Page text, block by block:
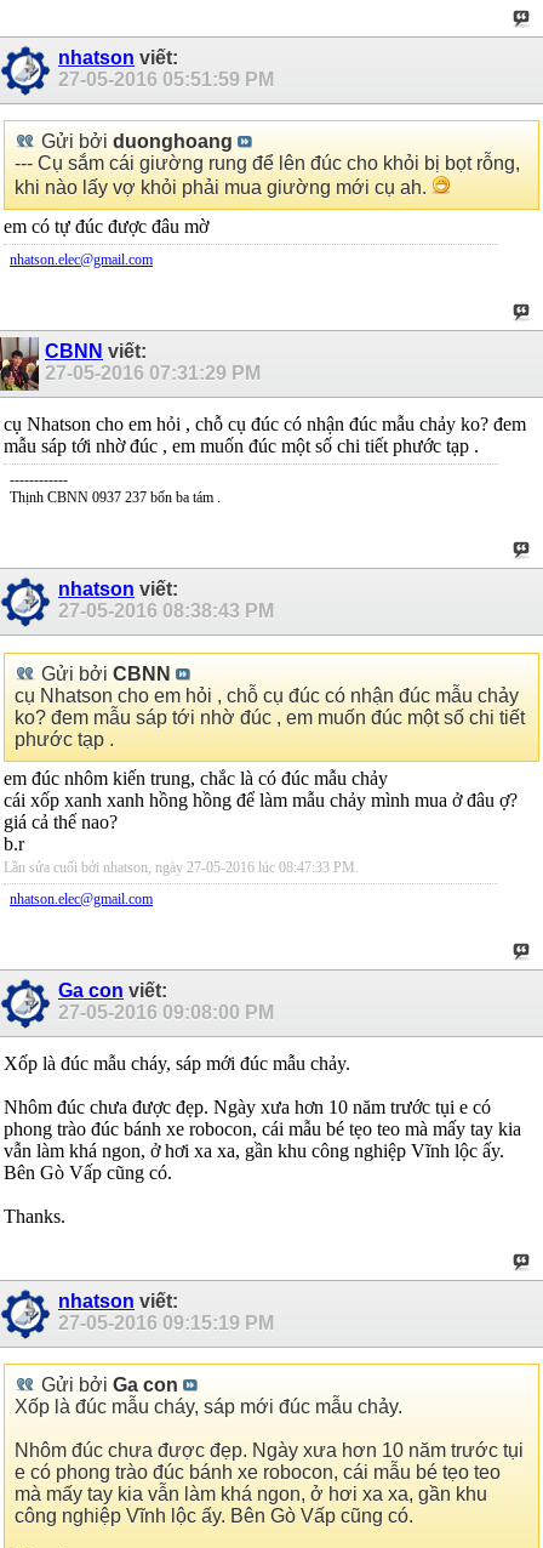
nhatson viết:
27-05-2016 05:51:59 PM
Gửi bởi duonghoang
--- Cụ sắm cái giường rung để lên đúc cho khỏi bị bọt rỗng,
khi nào lấy vợ khỏi phải mua giường mới cụ ah.
em có tự đúc được đâu mờ
nhatson.elec@gmail.com
CBNN viết:
27-05-2016 07:31:29 PM
cụ Nhatson cho em hỏi , chỗ cụ đúc có nhận đúc mẫu chảy ko? đem
mẫu sáp tới nhờ đúc , em muốn đúc một số chi tiết phước tạp .
------------
Thịnh CBNN 0937 237 bốn ba tám .
nhatson viết:
27-05-2016 08:38:43 PM
Gửi bởi CBNN
cụ Nhatson cho em hỏi , chỗ cụ đúc có nhận đúc mẫu chảy
ko? đem mẫu sáp tới nhờ đúc , em muốn đúc một số chi tiết
phước tạp .
em đúc nhôm kiến trung, chắc là có đúc mẫu chảy
cái xốp xanh xanh hồng hồng để làm mẫu chảy mình mua ở đâu ợ?
giá cả thế nao?
b.r
Lần sửa cuối bởi nhatson, ngày 27-05-2016 lúc 08:47:33 PM
nhatson.elec@gmail.com
Ga con viết:
27-05-2016 09:08:00 PM
Xốp là đúc mẫu cháy, sáp mới đúc mẫu chảy.
Nhôm đúc chưa được đẹp. Ngày xưa hơn 10 năm trước tụi e có
phong trào đúc bánh xe robocon, cái mẫu bé tẹo teo mà mấy tay kia
vẫn làm khá ngon, ở hơi xa xa, gần khu công nghiệp Vĩnh lộc ấy.
Bên Gò Vấp cũng có.
Thanks.
nhatson viết:
27-05-2016 09:15:19 PM
Gửi bởi Ga con
Xốp là đúc mẫu cháy, sáp mới đúc mẫu chảy.
Nhôm đúc chưa được đẹp. Ngày xưa hơn 10 năm trước tụi
e có phong trào đúc bánh xe robocon, cái mẫu bé tẹo teo
mà mấy tay kia vẫn làm khá ngon, ở hơi xa xa, gần khu
công nghiệp Vĩnh lộc ấy. Bên Gò Vấp cũng có.